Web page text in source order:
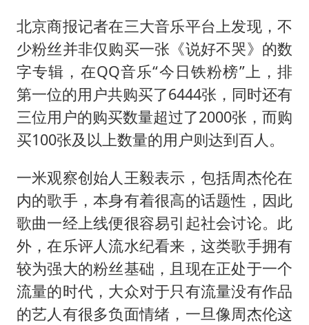
北京商报记者在三大音乐平台上发现，不
少粉丝并非仅购买一张《说好不哭》的数
字专辑，在QQ音乐“今日铁粉榜”上，排
第一位的用户共购买了6444张，同时还有
三位用户的购买数量超过了2000张，而购
买100张及以上数量的用户则达到百人。
一米观察创始人王毅表示，包括周杰伦在
内的歌手，本身有着很高的话题性，因此
歌曲一经上线便很容易引起社会讨论。此
外，在乐评人流水纪看来，这类歌手拥有
较为强大的粉丝基础，且现在正处于一个
流量的时代，大众对于只有流量没有作品
的艺人有很多负面情绪，一旦像周杰伦这